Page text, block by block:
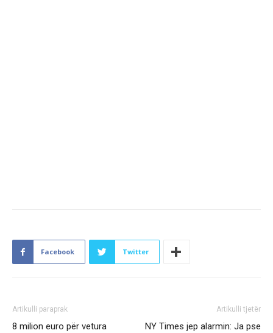
Facebook Twitter
Artikulli paraprak
8 milion euro për vetura
Artikulli tjetër
NY Times jep alarmin: Ja pse